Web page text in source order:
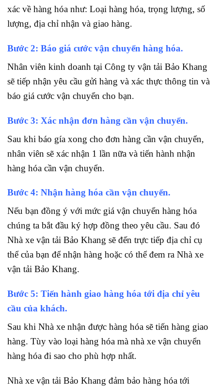
xác về hàng hóa như: Loại hàng hóa, trọng lượng, số
lượng, địa chỉ nhận và giao hàng.
Bước 2: Báo giá cước vận chuyển hàng hóa.
Nhân viên kinh doanh tại Công ty vận tải Bảo Khang
sẽ tiếp nhận yêu cầu gửi hàng và xác thực thông tin và
báo giá cước vận chuyển cho bạn.
Bước 3: Xác nhận đơn hàng cần vận chuyển.
Sau khi báo gía xong cho đơn hàng cần vận chuyển,
nhân viên sẽ xác nhận 1 lần nữa và tiến hành nhận
hàng hóa cần vận chuyển.
Bước 4: Nhận hàng hóa cần vận chuyển.
Nếu bạn đồng ý với mức giá vận chuyển hàng hóa
chúng ta bắt đầu ký hợp đồng theo yêu cầu. Sau đó
Nhà xe vận tải Bảo Khang sẽ đến trực tiếp địa chỉ cụ
thể của bạn để nhận hàng hoặc có thể đem ra Nhà xe
vận tải Bảo Khang.
Bước 5: Tiến hành giao hàng hóa tới địa chỉ yêu
cầu của khách.
Sau khi Nhà xe nhận được hàng hóa sẽ tiến hàng giao
hàng. Tùy vào loại hàng hóa mà nhà xe vận chuyển
hàng hóa đi sao cho phù hợp nhất.
Nhà xe vận tải Bảo Khang đảm bảo hàng hóa tới